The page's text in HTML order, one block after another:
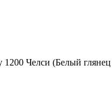
1200 Челси (Белый